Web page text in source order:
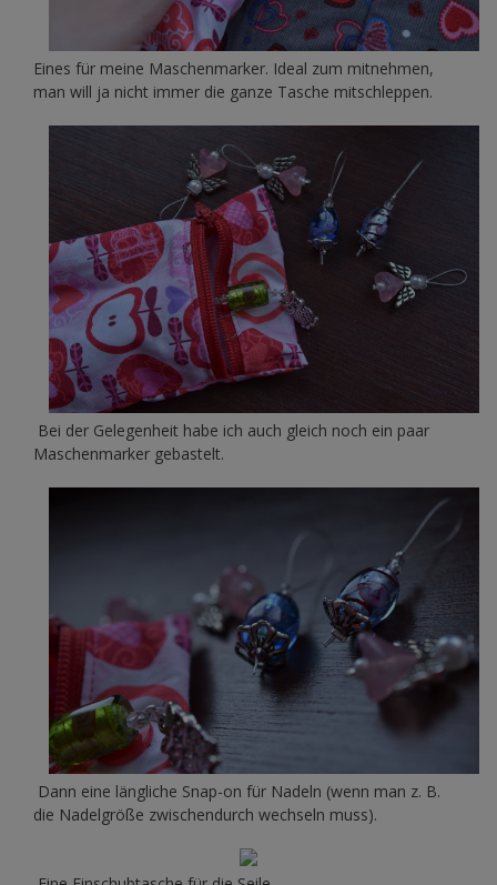
Eines für meine Maschenmarker. Ideal zum mitnehmen,
man will ja nicht immer die ganze Tasche mitschleppen.
Bei der Gelegenheit habe ich auch gleich noch ein paar
Maschenmarker gebastelt.
Dann eine längliche Snap-on für Nadeln (wenn man z. B.
die Nadelgröße zwischendurch wechseln muss).